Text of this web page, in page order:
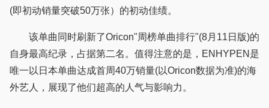
(即初动销量突破50万张）的初动佳绩。
该单曲同时刷新了Oricon"周榜单曲排行"(8月11日版)的
自身最高纪录，占据第二名。值得注意的是，ENHYPEN是
唯一以日本单曲达成首周40万销量(以Oricon数据为准)的海
外艺人，展现了他们超高的人气与影响力。